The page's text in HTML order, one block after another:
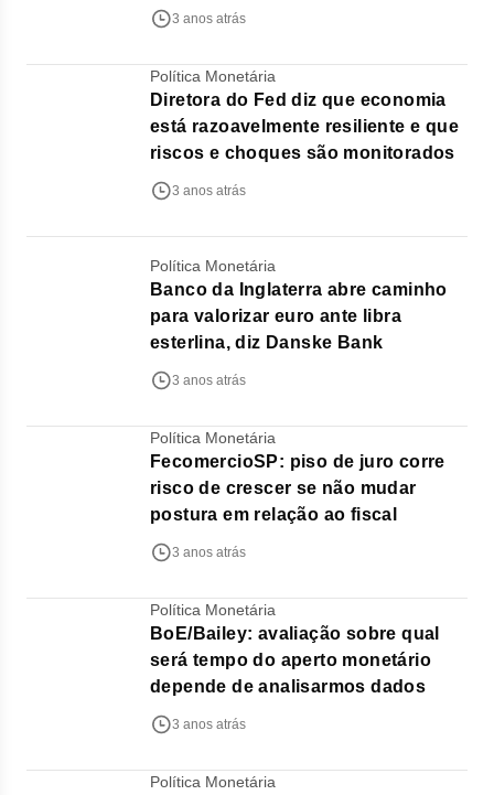
3 anos atrás
Política Monetária
Diretora do Fed diz que economia
está razoavelmente resiliente e que
riscos e choques são monitorados
3 anos atrás
Política Monetária
Banco da Inglaterra abre caminho
para valorizar euro ante libra
esterlina, diz Danske Bank
3 anos atrás
Política Monetária
FecomercioSP: piso de juro corre
risco de crescer se não mudar
postura em relação ao fiscal
3 anos atrás
Política Monetária
BoE/Bailey: avaliação sobre qual
será tempo do aperto monetário
depende de analisarmos dados
3 anos atrás
Política Monetária